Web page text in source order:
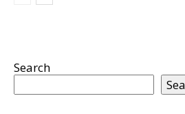
Search